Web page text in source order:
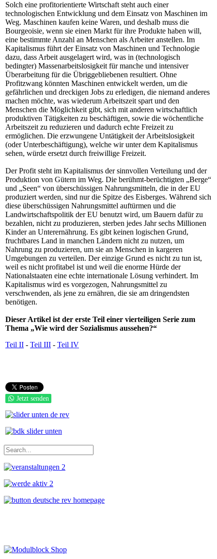
Solch eine profitorientierte Wirtschaft steht auch einer
technologischen Entwicklung und dem Einsatz von Maschinen im
Weg. Maschinen kaufen keine Waren, und deshalb muss die
Bourgeoisie, wenn sie einen Markt für ihre Produkte haben will,
eine bestimmte Anzahl an Menschen als Arbeiter anstellen. Im
Kapitalismus führt der Einsatz von Maschinen und Technologie
dazu, dass Arbeit ausgelagert wird, was in (technologisch
bedingter) Massenarbeitslosigkeit für manche und intensiver
Überarbeitung für die Übriggebliebenen resultiert. Ohne
Profitzwang könnten Maschinen entwickelt werden, um die
gefährlichen und dreckigen Jobs zu erledigen, die niemand anderes
machen möchte, was wiederum Arbeitszeit spart und den
Menschen die Möglichkeit gibt, sich mit anderen wirtschaftlich
produktiven Tätigkeiten zu beschäftigen, sowie die wöchentliche
Arbeitszeit zu reduzieren und dadurch echte Freizeit zu
ermöglichen. Die erzwungene Untätigkeit der Arbeitslosigkeit
(oder Unterbeschäftigung), welche wir unter dem Kapitalismus
sehen, würde ersetzt durch freiwillige Freizeit.
Der Profit steht im Kapitalismus der sinnvollen Verteilung und der
Produktion von Gütern im Weg. Die berühmt-berüchtigten „Berge“
und „Seen“ von überschüssigen Nahrungsmitteln, die in der EU
produziert werden, sind nur die Spitze des Eisberges. Während sich
diese überschüssigen Nahrungsmittel auftürmen und die
Landwirtschaftspolitik der EU benutzt wird, um Bauern dafür zu
bezahlen, nicht zu produzieren, sterben jedes Jahr sechs Millionen
Kinder an Unterernährung. Es gibt keinen logischen Grund,
fruchtbares Land in manchen Ländern nicht zu nutzen, um
Nahrung zu produzieren, um sie an Menschen in kargeren
Umgebungen zu verteilen. Der einzige Grund es nicht zu tun ist,
weil es nicht profitabel ist und weil die enorme Hürde der
Nationalstaaten eine echte internationale Lösung verhindert. Im
Kapitalismus wird es vorgezogen, Nahrungsmittel zu
verschwenden, als jene zu ernähren, die sie am dringendsten
benötigen.
Dieser Artikel ist der erste Teil einer vierteiligen Serie zum
Thema „Wie wird der Sozialismus aussehen?“
Teil II - Teil III - Teil IV
Jetzt senden